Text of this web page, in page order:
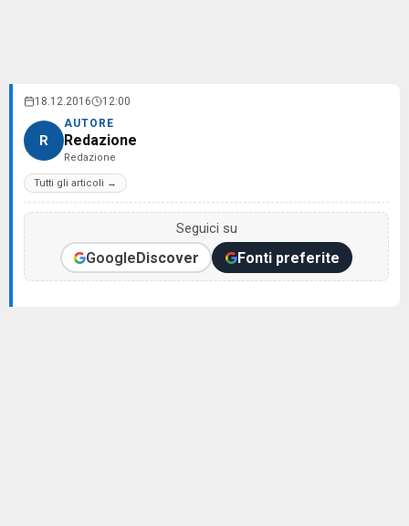
18.12.2016 12:00
R
AUTORE
Redazione
Redazione
Tutti gli articoli →
Seguici su
GoogleDiscover Fonti preferite